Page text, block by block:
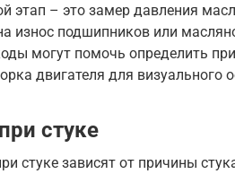
этап – это замер давления
износ подшипников или
могут помочь определить
двигателя для визуального
стуке
стуке зависят от причины